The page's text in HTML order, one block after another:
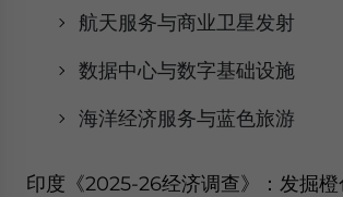
航天服务与商业卫星发射
数据中心与数字基础设施
海洋经济服务与蓝色旅游
印度《2025-26经济调查》：发掘